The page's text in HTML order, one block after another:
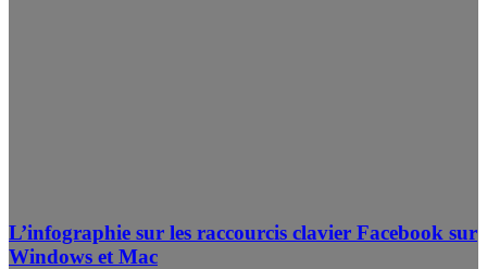
L’infographie sur les raccourcis clavier Facebook sur
Windows et Mac